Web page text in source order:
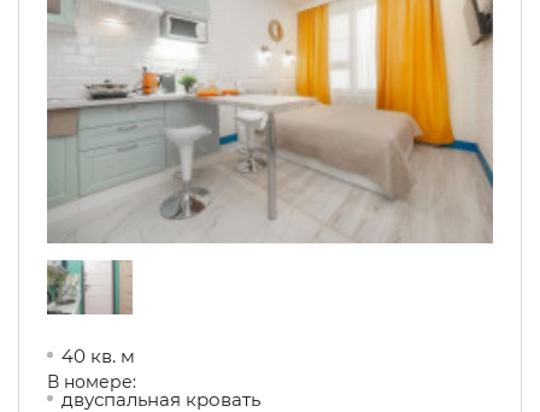
40 кв. м
В номере:
двуспальная кровать